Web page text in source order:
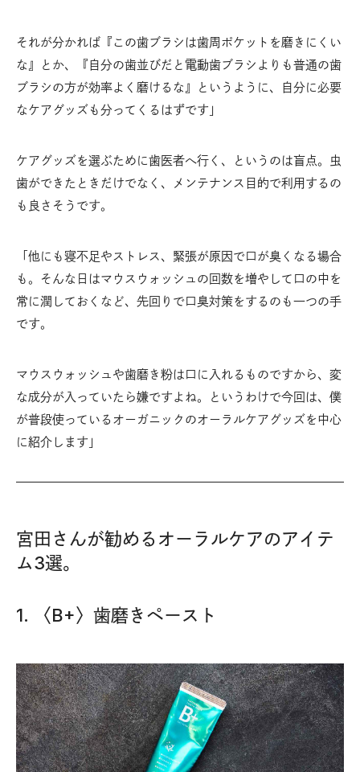
それが分かれば『この歯ブラシは歯周ポケットを磨きにくい
な』とか、『自分の歯並びだと電動歯ブラシよりも普通の歯
ブラシの方が効率よく磨けるな』というように、自分に必要
なケアグッズも分ってくるはずです」
ケアグッズを選ぶために歯医者へ行く、というのは盲点。虫
歯ができたときだけでなく、メンテナンス目的で利用するの
も良さそうです。
「他にも寝不足やストレス、緊張が原因で口が臭くなる場合
も。そんな日はマウスウォッシュの回数を増やして口の中を
常に潤しておくなど、先回りで口臭対策をするのも一つの手
です。
マウスウォッシュや歯磨き粉は口に入れるものですから、変
な成分が入っていたら嫌ですよね。というわけで今回は、僕
が普段使っているオーガニックのオーラルケアグッズを中心
に紹介します」
宮田さんが勧めるオーラルケアのアイテ
ム3選。
1. 〈B+〉歯磨きペースト